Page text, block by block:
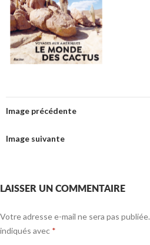
Image précédente
Image suivante
LAISSER UN COMMENTAIRE
Votre adresse e-mail ne sera pas publiée.
indiqués avec *